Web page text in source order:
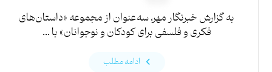
به گزارش خبرنگار مهر، سه‌عنوان از مجموعه «داستان‌های
فکری و فلسفی برای کودکان و نوجوانان» با ...
ادامه مطلب